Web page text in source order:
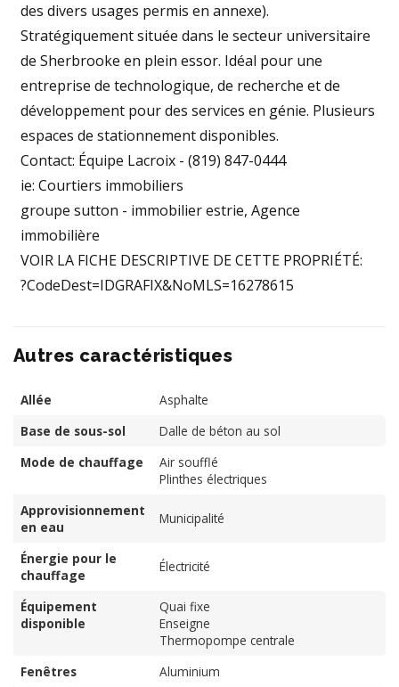
des divers usages permis en annexe).
Stratégiquement située dans le secteur universitaire
de Sherbrooke en plein essor. Idéal pour une
entreprise de technologique, de recherche et de
développement pour des services en génie. Plusieurs
espaces de stationnement disponibles.
Contact: Équipe Lacroix - (819) 847-0444
ie: Courtiers immobiliers
groupe sutton - immobilier estrie, Agence
immobilière
VOIR LA FICHE DESCRIPTIVE DE CETTE PROPRIÉTÉ:
?CodeDest=IDGRAFIX&NoMLS=16278615
Autres caractéristiques
Allée
Asphalte
Base de sous-sol
Dalle de béton au sol
Mode de chauffage
Air soufflé
Plinthes électriques
Approvisionnement
en eau
Municipalité
Énergie pour le
chauffage
Électricité
Équipement
disponible
Quai fixe
Enseigne
Thermopompe centrale
Fenêtres
Aluminium